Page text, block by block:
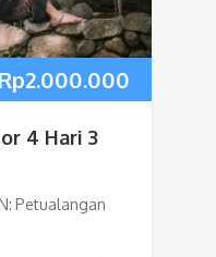
Rp2.000.000
4 Hari 3
Petualangan